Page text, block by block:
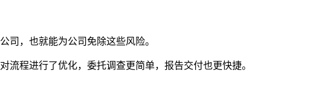
司，也就能为公司免除这些风险。
程进行了优化，委托调查更简单，报告交付也更快捷。